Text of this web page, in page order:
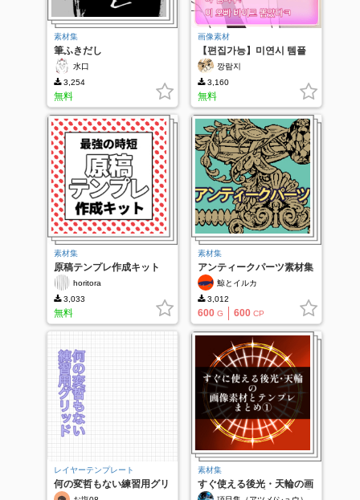
素材集
筆ふきだし
水口
3,254
無料
画像素材
【편집가능】미연시 템플
릿(ギャルゲー)♡♥
깡람지
3,160
無料
素材集
原稿テンプレ作成キット
horitora
3,033
無料
素材集
アンティークパーツ素材集
鯨とイルカ
3,012
600 G 600 CP
レイヤーテンプレート
何の変哲もない練習用グリ
ッド
素材集
すぐ使える後光・天輪の画
像素材とテンプレまとめ①